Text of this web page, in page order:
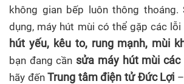
không gian bếp luôn thông
dụng, máy hút mùi có thể gặp các lỗi
hút yếu, kêu to, rung mạnh, mùi
bạn đang cần sửa máy hút mùi
hãy đếnTrung tâm điện tử Đức Lợi